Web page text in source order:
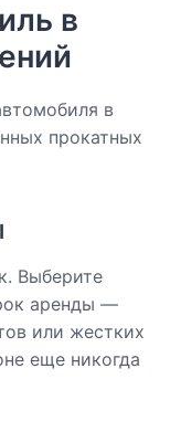
в
в
прокатных
Выберите
аренды —
или жестких
еще никогда